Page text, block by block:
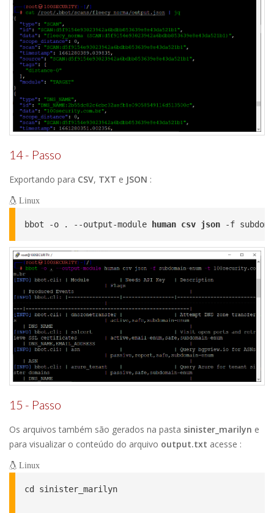
14 - Passo
Exportando para CSV, TXT e JSON :
Linux
bbot -o . --output-module human csv json -f
15 - Passo
Os arquivos também são gerados na pasta sinister_marilyn e
para visualizar o conteúdo do arquivo output.txt acesse :
Linux
cd sinister_marilyn